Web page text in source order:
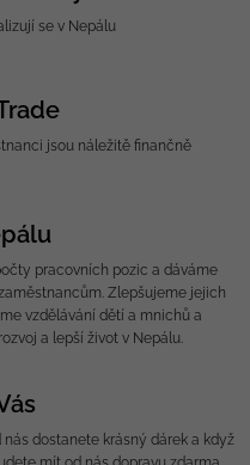
se v Nepálu
jsou náležitě finančně
pracovních pozic a dáváme
Zlepšujeme jejich
vzdělávání dětí a mnichů a
a lepší život v Nepálu.
nás dostanete krásný dárek a když